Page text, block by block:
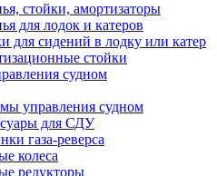
стойки, амортизаторы
для лодок и катеров
для сидений в лодку или катер
стойки
судном
управления судном
для СДУ
газа-реверса
колеса
редукторы